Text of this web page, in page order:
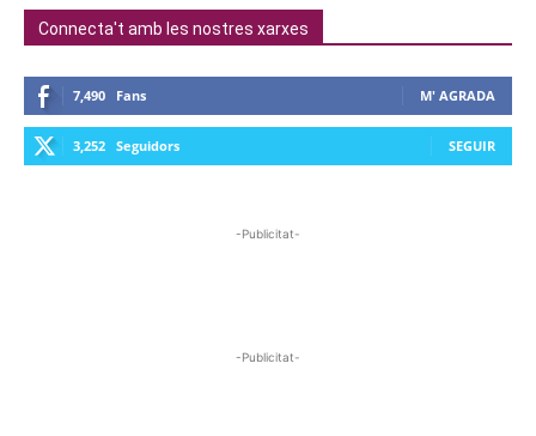
Connecta't amb les nostres xarxes
7,490 Fans M' AGRADA
3,252 Seguidors SEGUIR
-Publicitat-
-Publicitat-